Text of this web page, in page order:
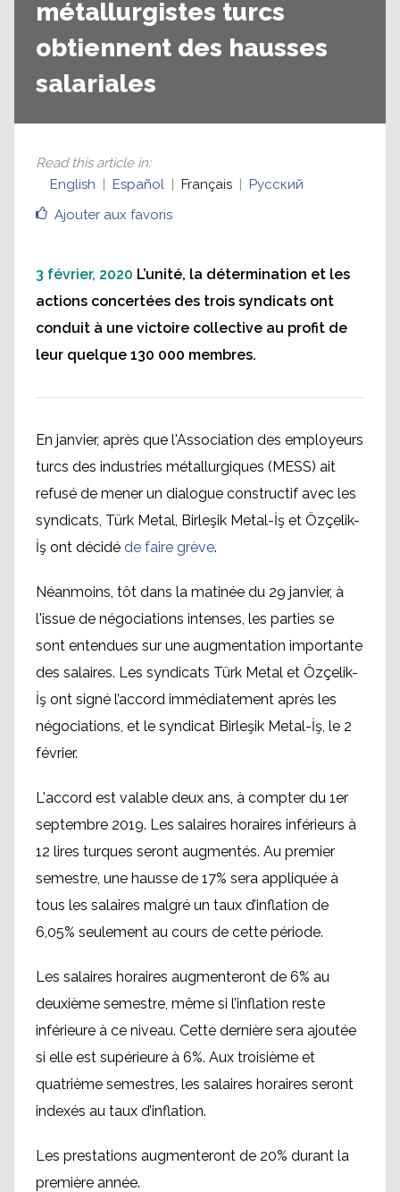
métallurgistes turcs
obtiennent des hausses
salariales
Ajouter aux favoris
Read this article in:
English
Español Français Русский
3 février, 2020 L’unité, la détermination et les
actions concertées des trois syndicats ont
conduit à une victoire collective au profit de
leur quelque 130 000 membres.
En janvier, après que l'Association des employeurs
turcs des industries métallurgiques (MESS) ait
refusé de mener un dialogue constructif avec les
syndicats, Türk Metal, Birleşik Metal-İş et Özçelik-
İş ont décidé de faire grève.
Néanmoins, tôt dans la matinée du 29 janvier, à
l'issue de négociations intenses, les parties se
sont entendues sur une augmentation importante
des salaires. Les syndicats Türk Metal et Özçelik-
İş ont signé l’accord immédiatement après les
négociations, et le syndicat Birleşik Metal-İş, le 2
février.
L'accord est valable deux ans, à compter du 1er
septembre 2019. Les salaires horaires inférieurs à
12 lires turques seront augmentés. Au premier
semestre, une hausse de 17% sera appliquée à
tous les salaires malgré un taux d’inflation de
6,05% seulement au cours de cette période.
Les salaires horaires augmenteront de 6% au
deuxième semestre, même si l’inflation reste
inférieure à ce niveau. Cette dernière sera ajoutée
si elle est supérieure à 6%. Aux troisième et
quatrième semestres, les salaires horaires seront
indexés au taux d’inflation.
Les prestations augmenteront de 20% durant la
première année.